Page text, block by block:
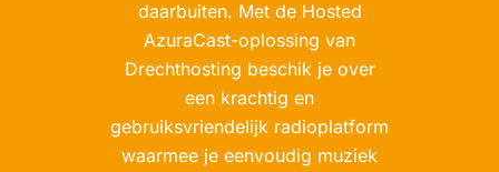
daarbuiten. Met de Hosted
AzuraCast-oplossing van
Drechthosting beschik je over
een krachtig en
gebruiksvriendelijk radioplatform
waarmee je eenvoudig muziek